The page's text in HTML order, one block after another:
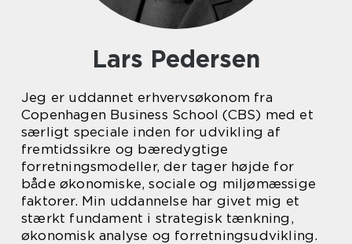
Lars Pedersen
Jeg er uddannet erhvervsøkonom fra
Copenhagen Business School (CBS) med et
særligt speciale inden for udvikling af
fremtidssikre og bæredygtige
forretningsmodeller, der tager højde for
både økonomiske, sociale og miljømæssige
faktorer. Min uddannelse har givet mig et
stærkt fundament i strategisk tænkning,
økonomisk analyse og forretningsudvikling.